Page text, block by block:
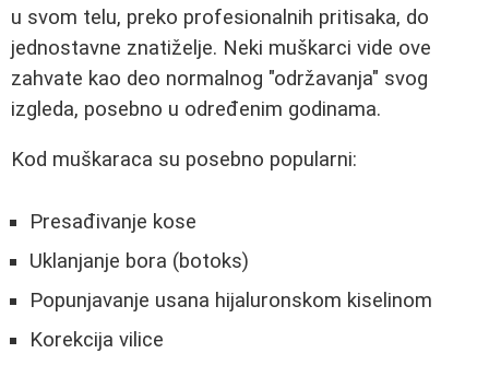
u svom telu, preko profesionalnih pritisaka, do
jednostavne znatiželje. Neki muškarci vide ove
zahvate kao deo normalnog "održavanja" svog
izgleda, posebno u određenim godinama.
Kod muškaraca su posebno popularni:
Presađivanje kose
Uklanjanje bora (botoks)
Popunjavanje usana hijaluronskom kiselinom
Korekcija vilice